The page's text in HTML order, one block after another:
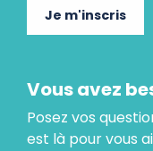
Je m'inscris
Vous avez
Posez vos
est là pour vous